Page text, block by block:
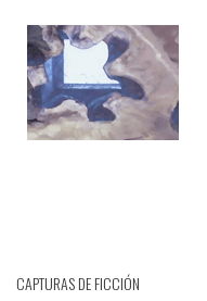
CAPTURAS DE FICCIÓN